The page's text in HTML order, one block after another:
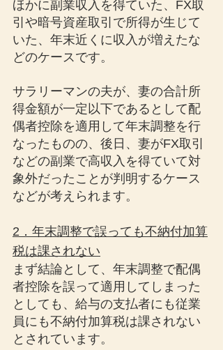
ほかに副業収入を得ていた、FX取
引や暗号資産取引で所得が生じて
いた、年末近くに収入が増えたな
どのケースです。
サラリーマンの夫が、妻の合計所
得金額が一定以下であるとして配
偶者控除を適用して年末調整を行
なったものの、後日、妻がFX取引
などの副業で高収入を得ていて対
象外だったことが判明するケース
などが考えられます。
2．年末調整で誤っても不納付加算
税は課されない
まず結論として、年末調整で配偶
者控除を誤って適用してしまった
としても、給与の支払者にも従業
員にも不納付加算税は課されない
とされています。